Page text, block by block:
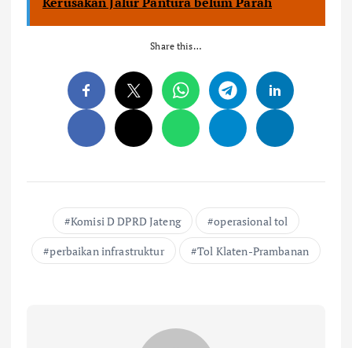
Share this…
Komisi D DPRD Jateng
operasional tol
perbaikan infrastruktur
Tol Klaten-Prambanan